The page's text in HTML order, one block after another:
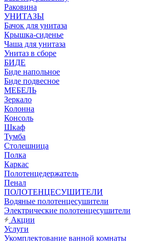
Раковина
УНИТАЗЫ
Бачок для унитаза
Крышка-сиденье
Чаша для унитаза
Унитаз в сборе
БИДЕ
Биде напольное
Биде подвесное
МЕБЕЛЬ
Зеркало
Колонна
Консоль
Шкаф
Тумба
Столешница
Полка
Каркас
Полотенцедержатель
Пенал
ПОЛОТЕНЦЕСУШИТЕЛИ
Водяные полотенцесушители
Электрические полотенцесушители
Акции
Услуги
Укомплектование ванной комнаты